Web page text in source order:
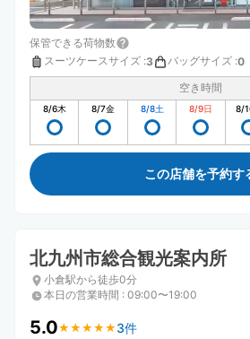
保管できる荷物数
スーツケースサイズ :3 バッグサイズ :0
空き時間
8/6木 8/7金 8/8土 8/9日 8/
この店舗を予約す
北九州市総合観光案内所
小倉駅から徒歩0分
本日の営業時間 : 09:00〜19:00
5.0★ ★ ★ ★ ★
★ ★ ★ ★ ★ 3件